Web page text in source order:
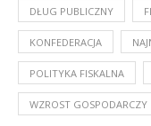
DŁUG PUBLICZNY
KONFEDERACJA
POLITYKA FISKALNA
WZROST GOSPODARCZY